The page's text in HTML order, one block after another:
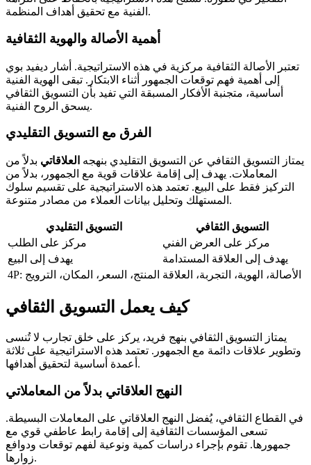
الفنية مع تحقيق أهداف المنظمة.
أهمية الأصالة والهوية الثقافية
تعتبر الأصالة الثقافية مركزية في هذه الاستراتيجية. أشار ديفيد بوي
إلى أهمية فهم توقعات الجمهور أثناء الابتكار. تبقى الهوية الفنية
أساسية، متجنبة الأفكار المسبقة التي تفيد بأن التسويق الثقافي
يسحق الروح الفنية.
الفرق مع التسويق التقليدي
يمتاز التسويق الثقافي عن التسويق التقليدي بنهجه العلاقاتي بدلاً من
المعاملات. يهدف إلى إقامة علاقات قوية مع الجمهور، بدلاً من
التركيز فقط على البيع. تعتمد هذه الاستراتيجية على تقسيم سلوك
المستهلك وتحليل بيانات العملاء من مصادر متنوعة.
التسويق التقليدي
التسويق الثقافي
مركز على الطلب
مركز على العرض الفني
يهدف إلى البيع
يهدف إلى العلاقة المستدامة
4P: المنتج، السعر، المكان، الترويج الأصالة، الهوية، التجربة، العلاقة
كيف يعمل التسويق الثقافي
يمتاز التسويق الثقافي بنهج فريد، يركز على خلق تجارب لا تُنسى
وتطوير علاقات دائمة مع الجمهور. تعتمد هذه الاستراتيجية على ثلاثة
أعمدة أساسية لتحقيق أهدافها.
النهج العلاقاتي بدلاً من المعاملاتي
في القطاع الثقافي، يُفضل النهج العلاقاتي على المعاملات البسيطة.
تسعى المؤسسات الثقافية إلى إقامة رابط عاطفي قوي مع
جمهورها. تقوم بإجراء دراسات كمية ونوعية لفهم توقعات ودوافع
زوارها.